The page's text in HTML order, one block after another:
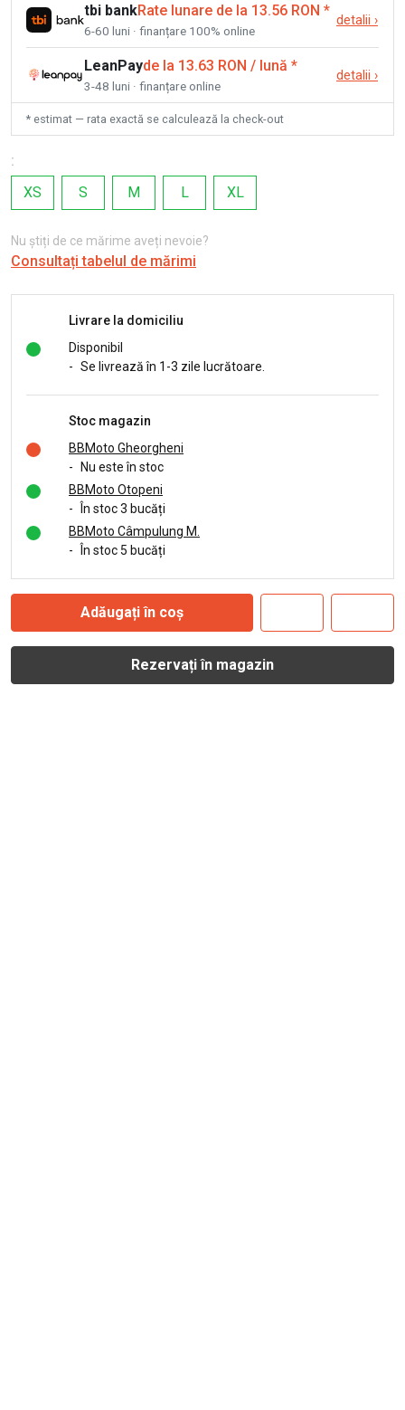
tbi bankRate lunare de la 13.56 RON *
6-60 luni · finanțare 100% online
detalii ›
LeanPayde la 13.63 RON / lună *
3-48 luni · finanțare online
detalii ›
* estimat — rata exactă se calculează la check-out
:
XS
S M L XL
Nu știți de ce mărime aveți nevoie?
Consultați tabelul de mărimi
Livrare la domiciliu
Disponibil
- Se livrează în 1-3 zile lucrătoare.
Stoc magazin
BBMoto Gheorgheni
-
Nu este în stoc
BBMoto Otopeni
-
În stoc 3 bucăți
BBMoto Câmpulung M.
-
În stoc 5 bucăți
Adăugați în coș
Rezervați în magazin